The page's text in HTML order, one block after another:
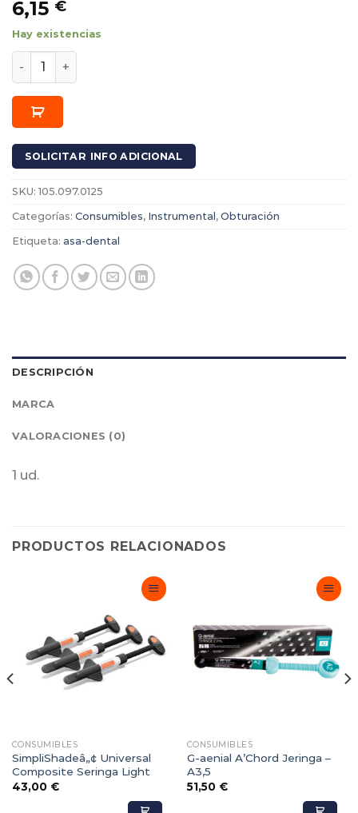
6,15 €
Hay existencias
Amoladora de Doble Bola nº 2 (1200-2) cantidad
SOLICITAR INFO ADICIONAL
SKU:105.097.0125
Categorías: Consumibles, Instrumental , Obturación
Etiqueta: asa-dental
DESCRIPCIÓN
MARCA
VALORACIONES (0)
1 ud.
PRODUCTOS RELACIONADOS
Favoritos
CONSUMIBLES
SimpliShadeâ„¢ Universal
Composite Seringa Light
43,00 €
Favoritos
CONSUMIBLES
G-aenial A’Chord Jeringa –
A3,5
51,50 €